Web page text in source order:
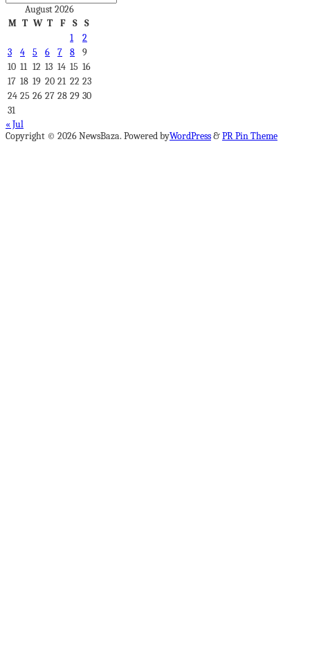
August 2026
M T W T F S
S
1
2
3
4 5 6 7 8
9
10 11 12 13 14 15 16
17 18 19 20 21 22 23
24 25 26 27 28 29 30
31
« Jul
Copyright © 2026 NewsBaza. Powered byWordPress&PR Pin Theme